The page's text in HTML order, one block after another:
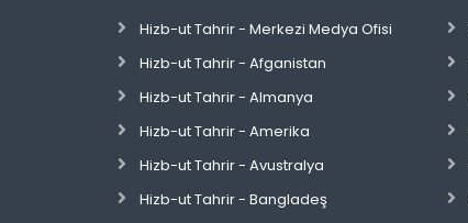
Hizb-ut Tahrir - Merkezi Medya Ofisi
Hizb-ut Tahrir - Afganistan
Hizb-ut Tahrir - Almanya
Hizb-ut Tahrir - Amerika
Hizb-ut Tahrir - Avustralya
Hizb-ut Tahrir - Bangladeş